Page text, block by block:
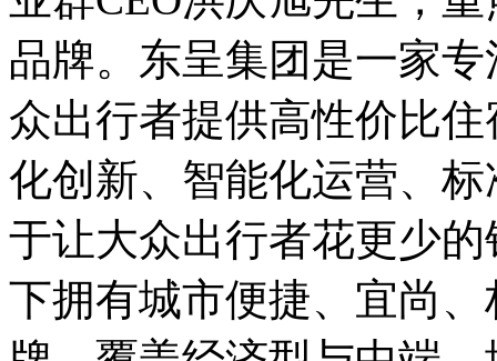
品牌。东呈集团是一家
众出行者提供高性价比
化创新、智能化运营、
于让大众出行者花更少
下拥有城市便捷、宜尚